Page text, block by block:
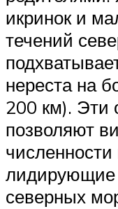
икринок и
течений
нереста на
200 км). Эти
позволяют
лидирующие
северных